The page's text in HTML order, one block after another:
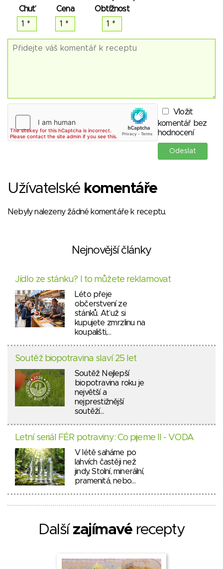
Chuť
Cena Obtížnost
Vložit
komentář bez
hodnocení
Užívatelské komentáře
Nebyly nalezeny žádné komentáře k receptu.
Nejnovější články
Jídlo ze stánku? I to můžete reklamovat
Léto přeje
občerstvení ze
stánků. Ať už si
kupujete zmrzlinu na
koupališti,…
Soutěž biopotravina slaví 25 let
Soutěž Nejlepší
biopotravina roku je
největší a
nejprestižnější
soutěží…
Letní seriál FÉR potraviny: Co pijeme II - VODA
V létě saháme po
lahvích častěji než
jindy. Stolní, minerální,
pramenitá, nebo…
Další zajímavérecepty